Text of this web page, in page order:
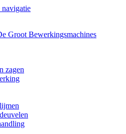
navigatie
Groot Bewerkingsmachines
zagen